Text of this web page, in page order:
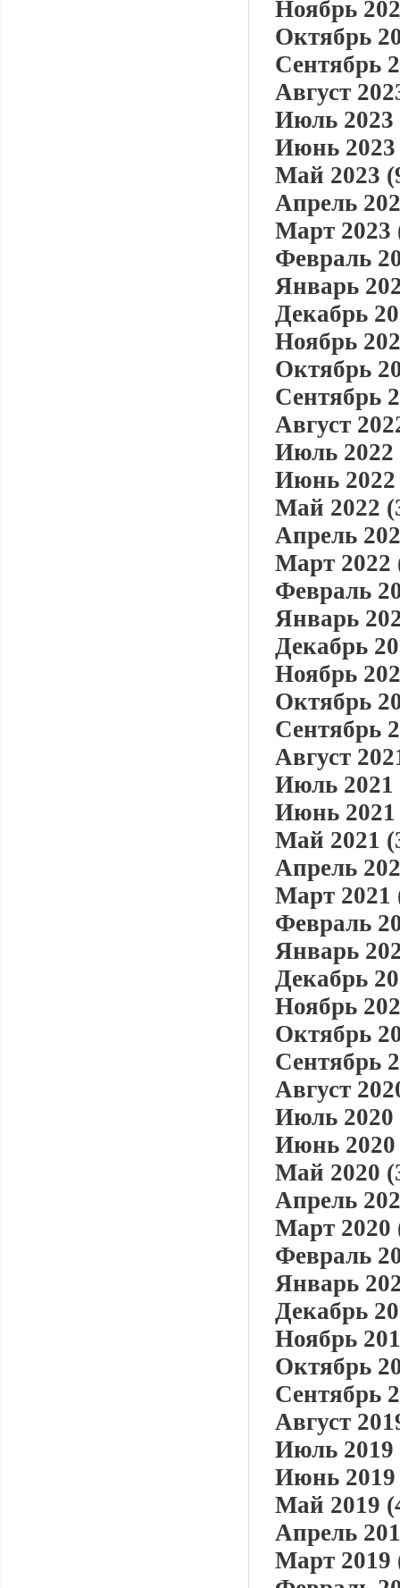
Ноябрь
Октябрь
Сентябрь
Август
Июль 2023
Июнь 2023
Май 2023
Апрель
Март 2023
Февраль
Январь
Декабрь
Ноябрь
Октябрь
Сентябрь
Август
Июль 2022
Июнь 2022
Май 2022
Апрель
Март 2022
Февраль
Январь
Декабрь
Ноябрь
Октябрь
Сентябрь
Август
Июль 2021
Июнь 2021
Май 2021
Апрель
Март 2021
Февраль
Январь
Декабрь
Ноябрь
Октябрь
Сентябрь
Август
Июль 2020
Июнь 2020
Май 2020
Апрель
Март 2020
Февраль
Январь
Декабрь
Ноябрь
Октябрь
Сентябрь
Август
Июль 2019
Июнь 2019
Май 2019
Апрель
Март 2019